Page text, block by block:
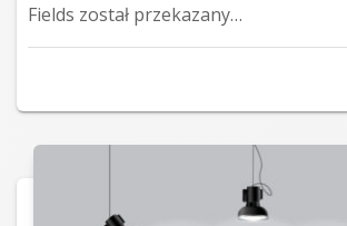
Fields został przekazany…